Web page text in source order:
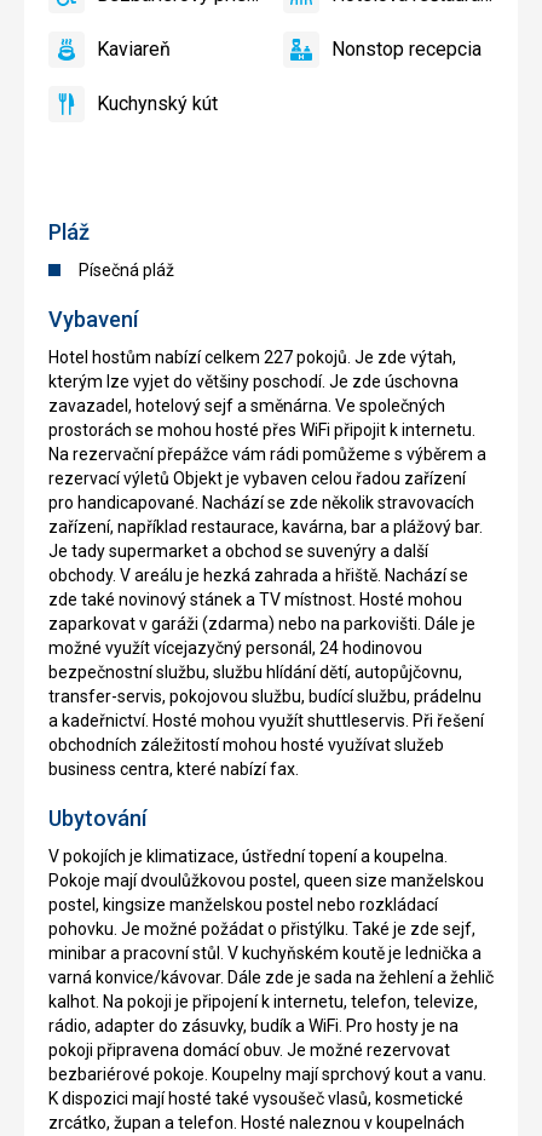
Pláž
Písečná pláž
Vybavení
Hotel hostům nabízí celkem 227 pokojů. Je zde výtah,
kterým lze vyjet do většiny poschodí. Je zde úschovna
zavazadel, hotelový sejf a směnárna. Ve společných
prostorách se mohou hosté přes WiFi připojit k internetu.
Na rezervační přepážce vám rádi pomůžeme s výběrem a
rezervací výletů Objekt je vybaven celou řadou zařízení
pro handicapované. Nachází se zde několik stravovacích
zařízení, například restaurace, kavárna, bar a plážový bar.
Je tady supermarket a obchod se suvenýry a další
obchody. V areálu je hezká zahrada a hřiště. Nachází se
zde také novinový stánek a TV místnost. Hosté mohou
zaparkovat v garáži (zdarma) nebo na parkovišti. Dále je
možné využít vícejazyčný personál, 24 hodinovou
bezpečnostní službu, službu hlídání dětí, autopůjčovnu,
transfer-servis, pokojovou službu, budící službu, prádelnu
a kadeřnictví. Hosté mohou využít shuttleservis. Při řešení
obchodních záležitostí mohou hosté využívat služeb
business centra, které nabízí fax.
Ubytování
V pokojích je klimatizace, ústřední topení a koupelna.
Pokoje mají dvoulůžkovou postel, queen size manželskou
postel, kingsize manželskou postel nebo rozkládací
pohovku. Je možné požádat o přistýlku. Také je zde sejf,
minibar a pracovní stůl. V kuchyňském koutě je lednička a
varná konvice/kávovar. Dále zde je sada na žehlení a žehlič
kalhot. Na pokoji je připojení k internetu, telefon, televize,
rádio, adapter do zásuvky, budík a WiFi. Pro hosty je na
pokoji připravena domácí obuv. Je možné rezervovat
bezbariérové pokoje. Koupelny mají sprchový kout a vanu.
K dispozici mají hosté také vysoušeč vlasů, kosmetické
zrcátko, župan a telefon. Hosté naleznou v koupelnách
Bezbariérový
áno
Hotelová
áno
KaviareňKaviareň
áno
NonstopNonstop recepcia
áno
Kuchynský
Kuchynský kút
áno